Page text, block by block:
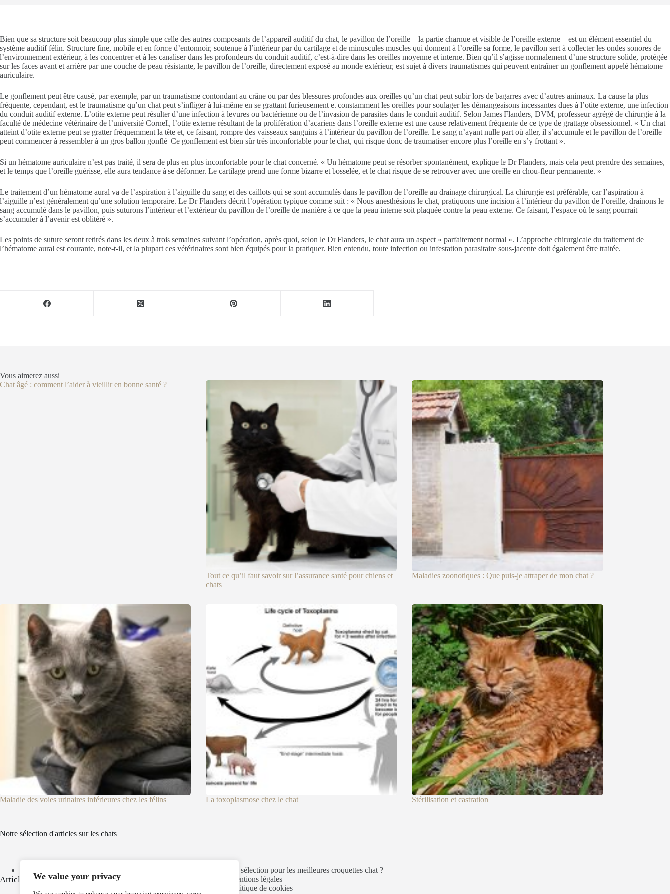
We value your privacy
Bien que sa structure soit beaucoup plus simple que celle des autres composants de l’appareil auditif du chat, le pavillon de l’oreille – la partie charnue et visible de l’oreille externe – est un élément essentiel du
système auditif félin. Structure fine, mobile et en forme d’entonnoir, soutenue à l’intérieur par du cartilage et de minuscules muscles qui donnent à l’oreille sa forme, le pavillon sert à collecter les ondes sonores de
l’environnement extérieur, à les concentrer et à les canaliser dans les profondeurs du conduit auditif, c’est-à-dire dans les oreilles moyenne et interne. Bien qu’il s’agisse normalement d’une structure solide, protégée
sur les faces avant et arrière par une couche de peau résistante, le pavillon de l’oreille, directement exposé au monde extérieur, est sujet à divers traumatismes qui peuvent entraîner un gonflement appelé hématome
auriculaire.
Le gonflement peut être causé, par exemple, par un traumatisme contondant au crâne ou par des blessures profondes aux oreilles qu’un chat peut subir lors de bagarres avec d’autres animaux. La cause la plus
fréquente, cependant, est le traumatisme qu’un chat peut s’infliger à lui-même en se grattant furieusement et constamment les oreilles pour soulager les démangeaisons incessantes dues à l’otite externe, une infection
du conduit auditif externe. L’otite externe peut résulter d’une infection à levures ou bactérienne ou de l’invasion de parasites dans le conduit auditif. Selon James Flanders, DVM, professeur agrégé de chirurgie à la
faculté de médecine vétérinaire de l’université Cornell, l’otite externe résultant de la prolifération d’acariens dans l’oreille externe est une cause relativement fréquente de ce type de grattage obsessionnel. « Un chat
atteint d’otite externe peut se gratter fréquemment la tête et, ce faisant, rompre des vaisseaux sanguins à l’intérieur du pavillon de l’oreille. Le sang n’ayant nulle part où aller, il s’accumule et le pavillon de l’oreille
peut commencer à ressembler à un gros ballon gonflé. Ce gonflement est bien sûr très inconfortable pour le chat, qui risque donc de traumatiser encore plus l’oreille en s’y frottant ».
Si un hématome auriculaire n’est pas traité, il sera de plus en plus inconfortable pour le chat concerné. « Un hématome peut se résorber spontanément, explique le Dr Flanders, mais cela peut prendre des semaines,
et le temps que l’oreille guérisse, elle aura tendance à se déformer. Le cartilage prend une forme bizarre et bosselée, et le chat risque de se retrouver avec une oreille en chou-fleur permanente. »
Le traitement d’un hématome aural va de l’aspiration à l’aiguille du sang et des caillots qui se sont accumulés dans le pavillon de l’oreille au drainage chirurgical. La chirurgie est préférable, car l’aspiration à
l’aiguille n’est généralement qu’une solution temporaire. Le Dr Flanders décrit l’opération typique comme suit : « Nous anesthésions le chat, pratiquons une incision à l’intérieur du pavillon de l’oreille, drainons le
sang accumulé dans le pavillon, puis suturons l’intérieur et l’extérieur du pavillon de l’oreille de manière à ce que la peau interne soit plaquée contre la peau externe. Ce faisant, l’espace où le sang pourrait
s’accumuler à l’avenir est oblitéré ».
Les points de suture seront retirés dans les deux à trois semaines suivant l’opération, après quoi, selon le Dr Flanders, le chat aura un aspect « parfaitement normal ». L’approche chirurgicale du traitement de
l’hématome aural est courante, note-t-il, et la plupart des vétérinaires sont bien équipés pour la pratiquer. Bien entendu, toute infection ou infestation parasitaire sous-jacente doit également être traitée.
Vous aimerez aussi
Chat âgé : comment l’aider à vieillir en bonne santé ?
Tout ce qu’il faut savoir sur l’assurance santé pour chiens et
chats
Maladies zoonotiques : Que puis-je attraper de mon chat ?
Maladie des voies urinaires inférieures chez les félins La toxoplasmose chez le chat Stérilisation et castration
Notre sélection d'articles sur les chats
Croquettes pour chat : comment les choisir ? Quels sont les critères de sélection pour les meilleures croquettes chat ?
Articles populaires
Mentions légales
Politique de cookies